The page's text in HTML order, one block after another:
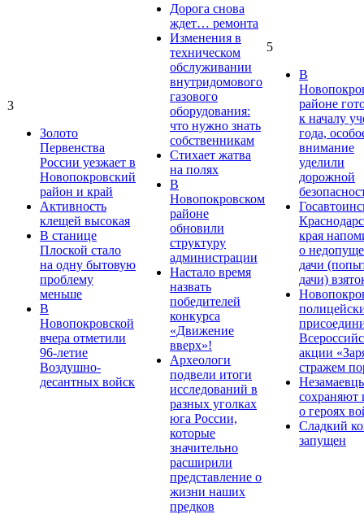
3
Золото
Первенства
России уезжает в
Новопокровский
район и край
Активность
клещей высокая
В станице
Плоской стало
на одну бытовую
проблему
меньше
В
Новопокровской
вчера отметили
96-летие
Воздушно-
десантных войск
Дорога снова
ждет… ремонта
Изменения в
техническом
обслуживании
внутридомового
газового
оборудования:
что нужно знать
собственникам
Стихает жатва
на полях
В
Новопокровском
районе
обновили
структуру
администрации
Настало время
назвать
победителей
конкурса
«Движение
вверх»!
Археологи
подвели итоги
исследований в
разных уголках
юга России,
которые
значительно
расширили
представление о
жизни наших
предков
5
В
районе
к началу
года,
внимание
уделили
дорожной
края
о
дачи
дачи)
акции
стражем
сохраняют
о героях
Сладкий
запущен